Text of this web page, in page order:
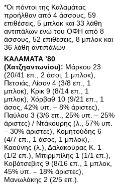
*Οι πόντοι της Καλαμάτας
προήλθαν από 4 άσσους, 59
επιθέσεις, 5 μπλοκ και 33 λάθη
αντιπάλων ενώ του ΟΦΗ από 8
άσσους, 52 επιθέσεις, 8 μπλοκ και
36 λάθη αντιπάλων
ΚΑΛΑΜΑΤΑ ’80
(Χατζηαντωνίου): Μάρκου 23
(20/41 επ., 2 άσοι, 1 μπλοκ),
Πετσιάς, Λίσον 4 (3/8 επ., 1
μπλοκ), Κρικ 9 (8/14 επ., 1
μπλοκ), Χόρβαθ 10 (9/21 επ., 1
άσος, 42% υπ. – 8% άριστες),
Παύλου 3 (3/6 επ., 25% υπ. – 25%
άριστες) / Ντάκουρης (λ., 57% υπ.
– 30% άριστες), Κομητούδης 6
(4/7 επ., 1 άσος, 1 μπλοκ),
Καούνης (λ.), Δαλακούρας Κ. 1
(1/2 επ.), Μπιρμπίλης 1 (1/1 επ.),
Κοβάτσεβιτς 9 (8/16 επ., 1 μπλοκ,
45% υπ. – 18% άριστες),
Μανωλάκης 2 (2/5 επ.).